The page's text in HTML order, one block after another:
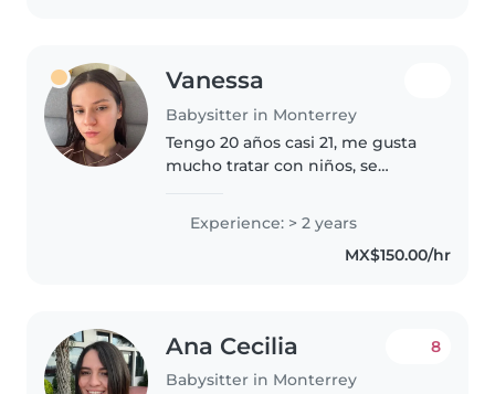
Vanessa
Babysitter in Monterrey
Tengo 20 años casi 21, me gusta
mucho tratar con niños, se
siempre
Experience: > 2 years
MX$150.00/hr
Ana Cecilia
Babysitter in Monterrey
8